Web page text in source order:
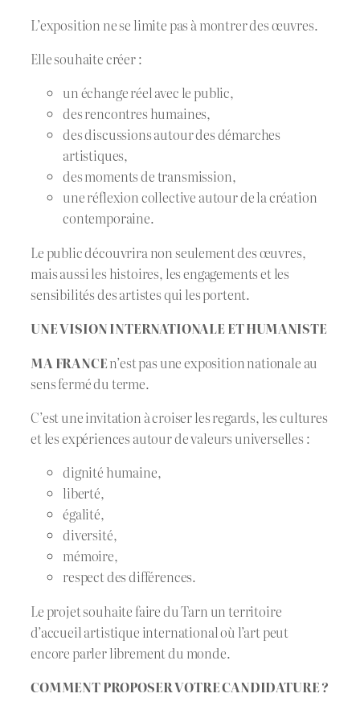
L’exposition ne se limite pas à montrer des œuvres.
Elle souhaite créer :
un échange réel avec le public,
des rencontres humaines,
des discussions autour des démarches
artistiques,
des moments de transmission,
une réflexion collective autour de la création
contemporaine.
Le public découvrira non seulement des œuvres,
mais aussi les histoires, les engagements et les
sensibilités des artistes qui les portent.
UNE VISION INTERNATIONALE ET HUMANISTE
MA FRANCEn’est pas une exposition nationale au
sens fermé du terme.
C’est une invitation à croiser les regards, les cultures
et les expériences autour de valeurs universelles :
dignité humaine,
liberté,
égalité,
diversité,
mémoire,
respect des différences.
Le projet souhaite faire du Tarn un territoire
d’accueil artistique international où l’art peut
encore parler librement du monde.
COMMENT PROPOSER VOTRE CANDIDATURE ?